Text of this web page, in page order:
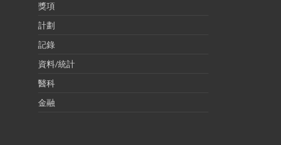
獎項
計劃
記錄
資料/統計
醫科
金融